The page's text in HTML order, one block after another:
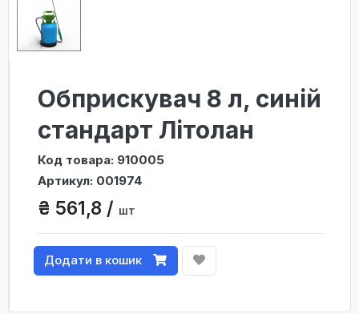
Обприскувач 8 л, синій
стандарт Літолан
Код товара: 910005
Артикул: 001974
₴ 561,8 / шт
Додати в кошик